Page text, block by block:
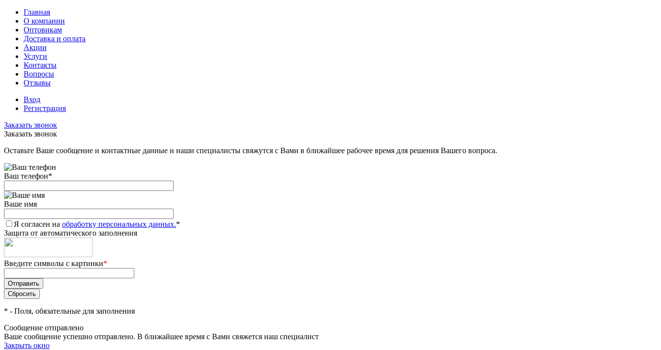
Главная
О компании
Оптовикам
Доставка и оплата
Акции
Услуги
Контакты
Вопросы
Отзывы
Вход
Регистрация
Заказать звонок
Заказать звонок
Оставьте Ваше сообщение и контактные данные и наши специалисты свяжутся с Вами в ближайшее рабочее время для решения Вашего вопроса.
Ваш телефон*
Ваше имя
Я согласен на обработку персональных данных.*
Защита от автоматического заполнения
Введите символы с картинки*
* - Поля, обязательные для заполнения
Сообщение отправлено
Ваше сообщение успешно отправлено. В ближайшее время с Вами свяжется наш специалист
Закрыть окно